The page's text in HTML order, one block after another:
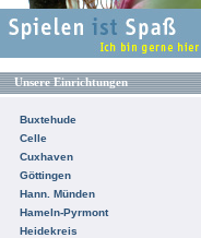
Unsere Einrichtungen
Buxtehude
Celle
Cuxhaven
Göttingen
Hann. Münden
Hameln-Pyrmont
Heidekreis